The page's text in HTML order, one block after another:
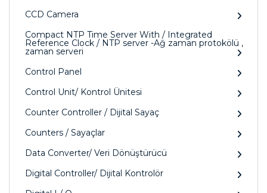
CCD Camera
Compact NTP Time Server With / Integrated
Reference Clock / NTP server -Ağ zaman protokölü ,
zaman serveri
Control Panel
Control Unit/ Kontrol Ünitesi
Counter Controller / Dijital Sayaç
Counters / Sayaçlar
Data Converter/ Veri Dönüştürücü
Digital Controller/ Dijital Kontrolör